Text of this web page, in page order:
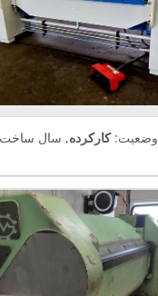
وضعیت:کارکرده, سال